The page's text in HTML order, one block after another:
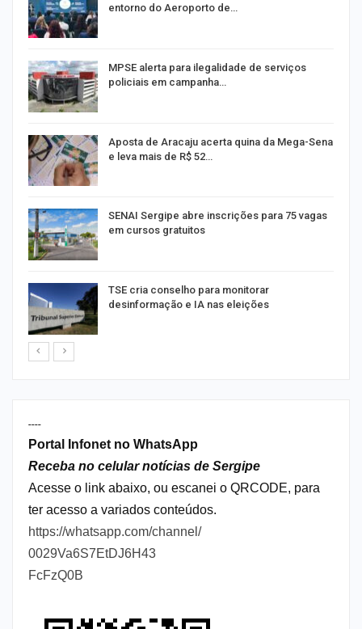
entorno do Aeroporto de…
MPSE alerta para ilegalidade de serviços
policiais em campanha…
Aposta de Aracaju acerta quina da Mega-Sena
e leva mais de R$ 52…
SENAI Sergipe abre inscrições para 75 vagas
em cursos gratuitos
TSE cria conselho para monitorar
desinformação e IA nas eleições
----
Portal Infonet no WhatsApp
Receba no celular notícias de Sergipe
Acesse o link abaixo, ou escanei o QRCODE, para
ter acesso a variados conteúdos.
https://whatsapp.com/channel/
0029Va6S7EtDJ6H43
FcFzQ0B